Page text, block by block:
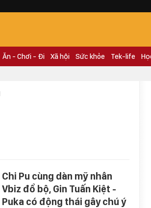
Ăn - Chơi - Đi Xã hội Sức khỏe Tek-life
Chi Pu cùng dàn mỹ nhân
Vbiz đổ bộ, Gin Tuấn Kiệt -
Puka có động thái gây chú ý